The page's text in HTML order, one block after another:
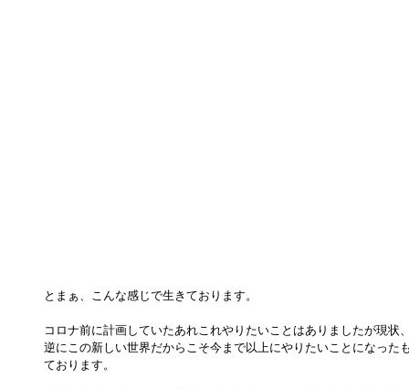
とまぁ、こんな感じで生きております。
コロナ前に計画していたあれこれやりたいことはありましたが現状
逆にこの新しい世界だからこそ今まで以上にやりたいことになった
ております。